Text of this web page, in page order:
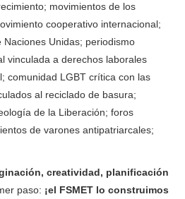
movimientos de los
cooperativo internacional;
Unidas; periodismo
vinculada a derechos laborales
comunidad LGBT crítica con las
al reciclado de basura;
de la Liberación; foros
de varones antipatriarcales;
creatividad, planificación
paso: ¡el FSMET lo construimos